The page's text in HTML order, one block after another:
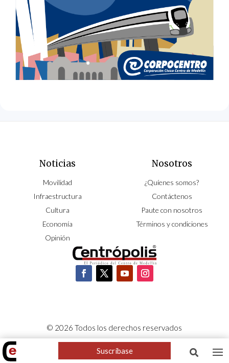
Noticias
Movilidad
Infraestructura
Cultura
Economía
Opinión
Nosotros
¿Quíenes somos?
Contáctenos
Paute con nosotros
Términos y condiciones
© 2026 Todos los derechos reservados
CORPOCENTRO | Hecho con pasión porNeoCiclo
Suscríbase
